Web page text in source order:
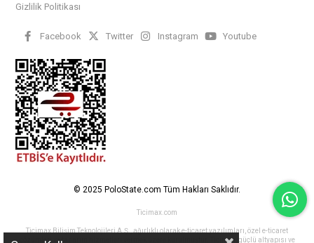
Gizlilik Politikası
Facebook Twitter Instagram Youtube
© 2025 PoloState.com Tüm Hakları Saklıdır.
Ticimax.com
Ticimax Bilişim Teknolojileri A.Ş., ağırlıklı olarak e-ticaret yazılımları, özel e-ticaret
çözümleri ve tasarım hizmetleri vermek üzere kurulmuştur. Ticimax, güçlü altyapısı ve